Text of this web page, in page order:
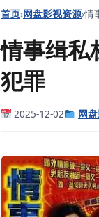
首页›网盘影视资源›情
情事缉私
犯罪
2025-12-02 网